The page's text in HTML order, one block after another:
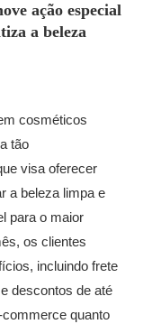
ação especial
a beleza
cosméticos
tão
visa oferecer
a beleza limpa e
para o maior
os clientes
incluindo frete
descontos de até
quanto